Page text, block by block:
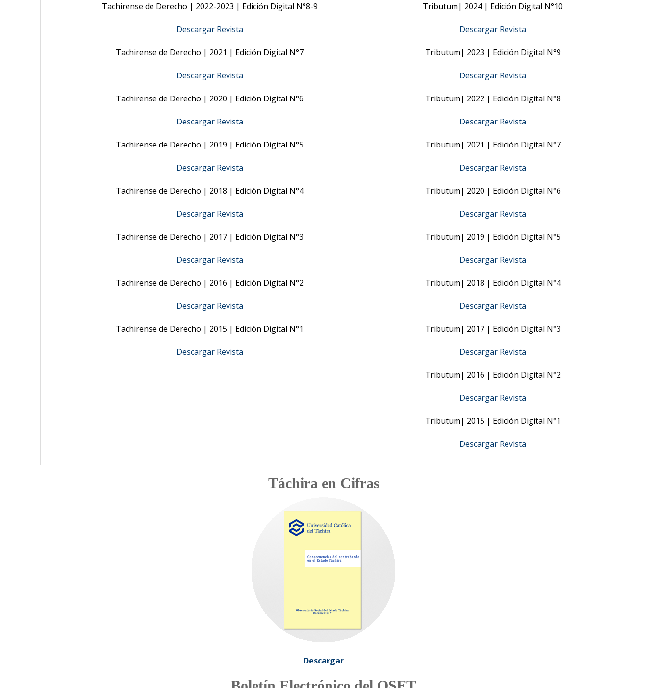
Tachirense de Derecho | 2022-2023 | Edición Digital N°8-9
Descargar Revista
Tachirense de Derecho | 2021 | Edición Digital N°7
Descargar Revista
Tachirense de Derecho | 2020 | Edición Digital N°6
Descargar Revista
Tachirense de Derecho | 2019 | Edición Digital N°5
Descargar Revista
Tachirense de Derecho | 2018 | Edición Digital N°4
Descargar Revista
Tachirense de Derecho | 2017 | Edición Digital N°3
Descargar Revista
Tachirense de Derecho | 2016 | Edición Digital N°2
Descargar Revista
Tachirense de Derecho | 2015 | Edición Digital N°1
Descargar Revista
Tributum| 2024 | Edición Digital N°10
Descargar Revista
Tributum| 2023 | Edición Digital N°9
Descargar Revista
Tributum| 2022 | Edición Digital N°8
Descargar Revista
Tributum| 2021 | Edición Digital N°7
Descargar Revista
Tributum| 2020 | Edición Digital N°6
Descargar Revista
Tributum| 2019 | Edición Digital N°5
Descargar Revista
Tributum| 2018 | Edición Digital N°4
Descargar Revista
Tributum| 2017 | Edición Digital N°3
Descargar Revista
Tributum| 2016 | Edición Digital N°2
Descargar Revista
Tributum| 2015 | Edición Digital N°1
Descargar Revista
Táchira en Cifras
Descargar